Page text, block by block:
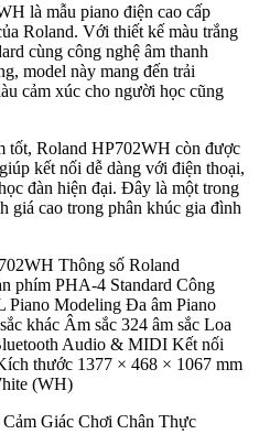
là mẫu piano điện cao cấp
Roland. Với thiết kế màu trắng
cùng công nghệ âm thanh
model này mang đến trải
cảm xúc cho người học cũng
tốt, Roland HP702WH còn được
kết nối dễ dàng với điện thoại,
đàn hiện đại. Đây là một trong
giá cao trong phân khúc gia đình
Thông số Roland
phím PHA-4 Standard Công
Piano Modeling Đa âm Piano
khác Âm sắc 324 âm sắc Loa
Audio & MIDI Kết nối
thước 1377 × 468 × 1067 mm
(WH)
Giác Chơi Chân Thực